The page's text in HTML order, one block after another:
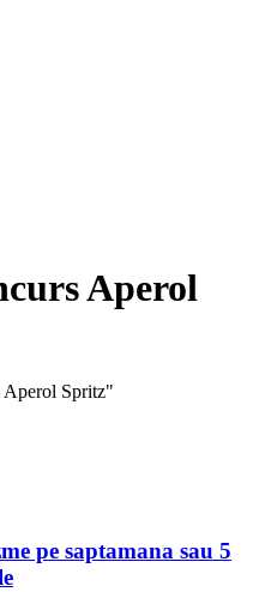
Aperol
Aperol Spritz"
pe saptamana sau 5